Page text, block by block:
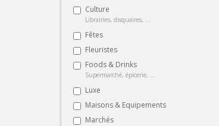
Culture
Librairies, disquaires, ...
Fêtes
Fleuristes
Foods & Drinks
Supermarché, épicerie, ...
Luxe
Maisons & Equipements
Marchés